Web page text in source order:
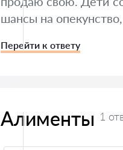
шансы на
Перейти к ответу
Алименты 1